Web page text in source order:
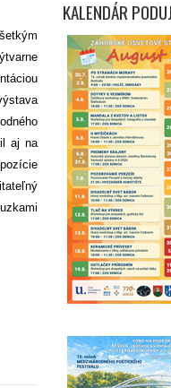
aj na
KALENDÁR